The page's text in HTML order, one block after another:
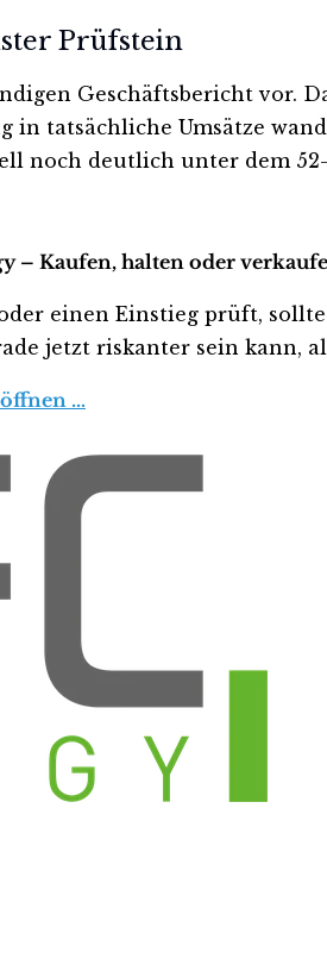
Prüfstein
Geschäftsbericht
in tatsächliche Umsätze
noch deutlich unter dem
– Kaufen, halten oder
einen Einstieg prüft,
jetzt riskanter sein kann,
…